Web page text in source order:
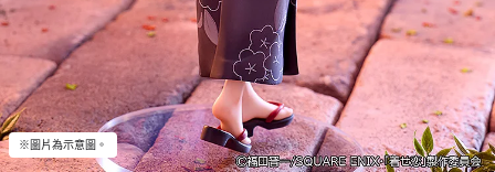
※圖片為示意圖。